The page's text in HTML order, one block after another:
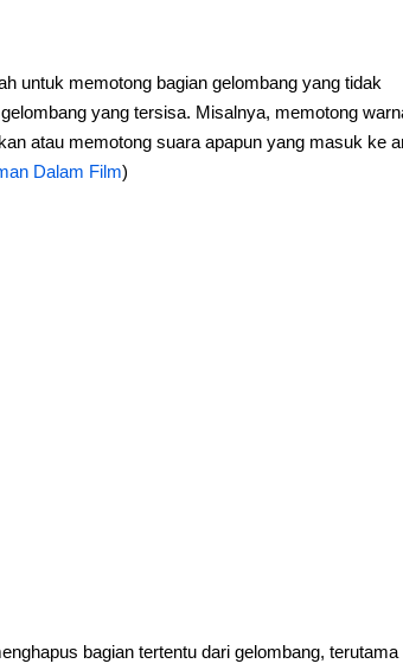
untuk memotong bagian gelombang yang tidak
yang tersisa. Misalnya, memotong
atau memotong suara apapun yang masuk ke
Dalam Film)
bagian tertentu dari gelombang, terutama